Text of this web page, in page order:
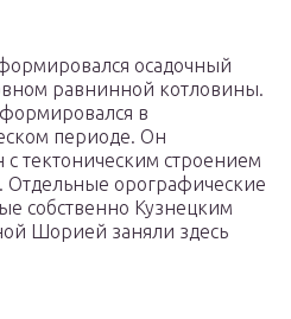
осадочный
равнинной котловины.
в
периоде. Он
с тектоническим строением
Отдельные орографические
собственно Кузнецким
Шорией заняли здесь